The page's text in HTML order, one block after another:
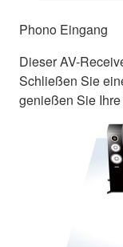
Phono Eingang
Dieser AV-
Schließen Sie
genießen Sie